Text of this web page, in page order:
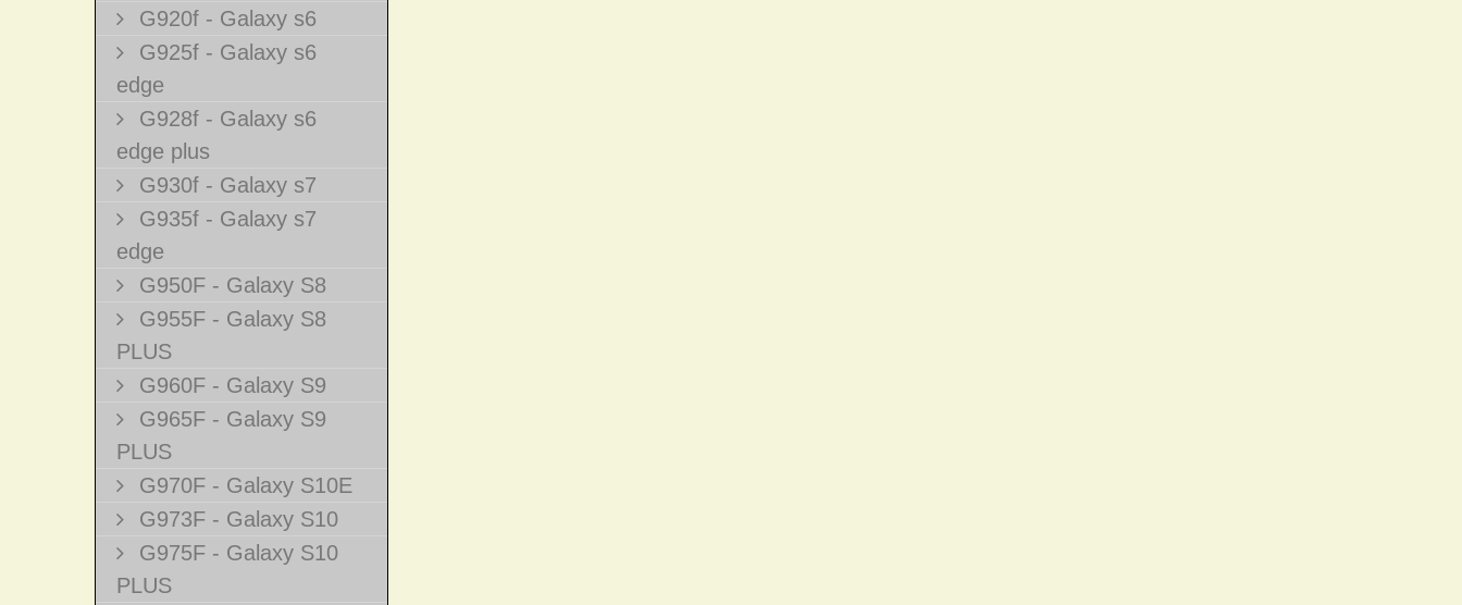
G920f - Galaxy s6
G925f - Galaxy s6
edge
G928f - Galaxy s6
edge plus
G930f - Galaxy s7
G935f - Galaxy s7
edge
G950F - Galaxy S8
G955F - Galaxy S8
PLUS
G960F - Galaxy S9
G965F - Galaxy S9
PLUS
G970F - Galaxy S10E
G973F - Galaxy S10
G975F - Galaxy S10
PLUS